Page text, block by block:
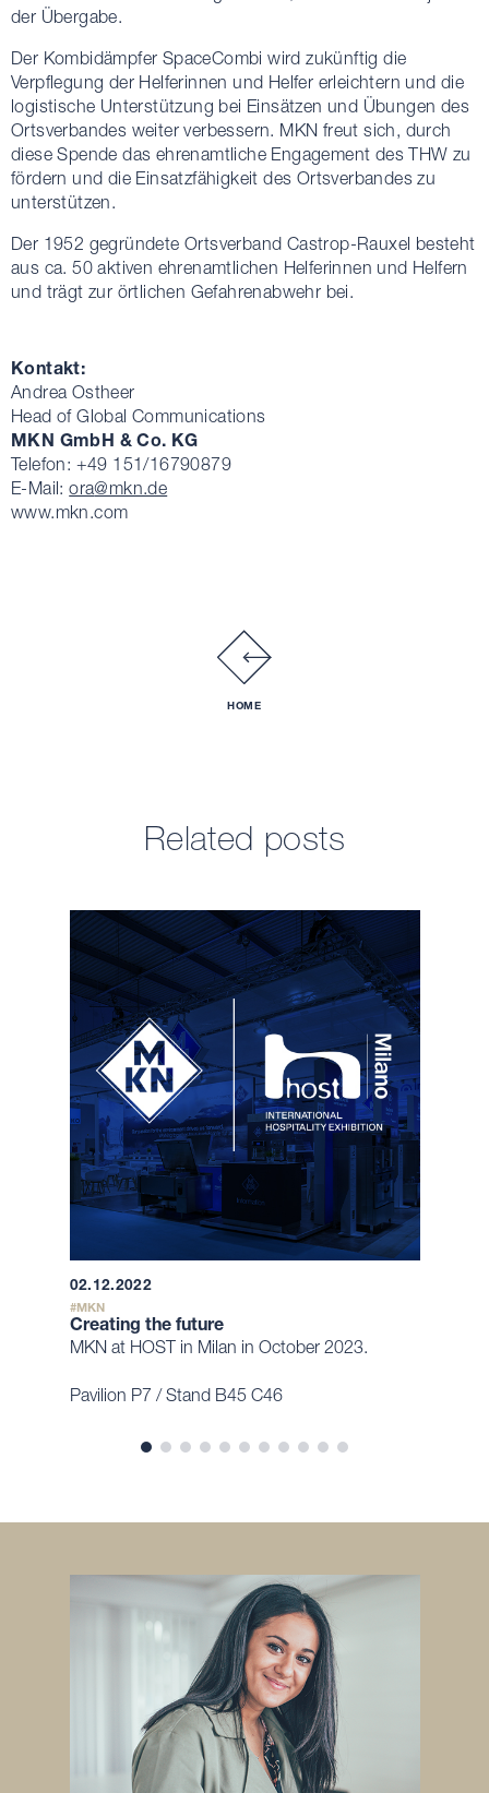
der Übergabe.
Der Kombidämpfer SpaceCombi wird zukünftig die
Verpflegung der Helferinnen und Helfer erleichtern und die
logistische Unterstützung bei Einsätzen und Übungen des
Ortsverbandes weiter verbessern. MKN freut sich, durch
diese Spende das ehrenamtliche Engagement des THW zu
fördern und die Einsatzfähigkeit des Ortsverbandes zu
unterstützen.
Der 1952 gegründete Ortsverband Castrop-Rauxel besteht
aus ca. 50 aktiven ehrenamtlichen Helferinnen und Helfern
und trägt zur örtlichen Gefahrenabwehr bei.
Kontakt:
Andrea Ostheer
Head of Global Communications
MKN GmbH & Co. KG
Telefon: +49 151/16790879
E-Mail:ora@mkn.de
www.mkn.com
HOME
Related posts
02.12.2022
MKN
Creating the future
MKN at HOST in Milan in October 2023.
Pavilion P7 / Stand B45 C46